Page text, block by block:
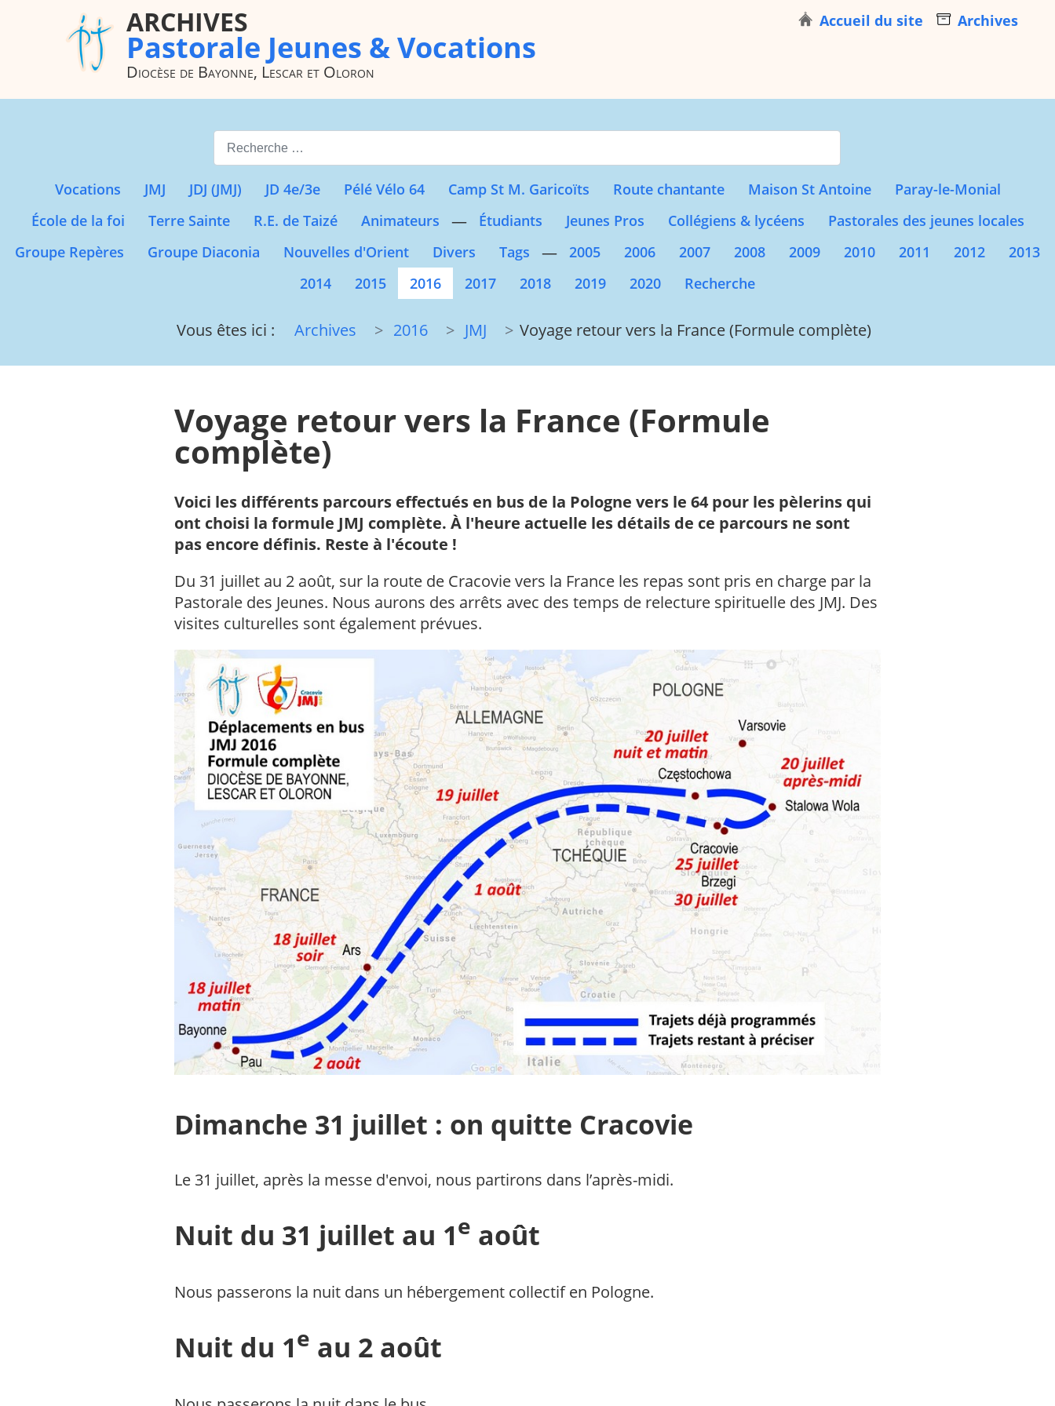
ARCHIVES
Pastorale Jeunes & Vocations
Diocèse de Bayonne, Lescar et Oloron
Accueil du site Archives
Valider
Vocations JMJ JDJ (JMJ) JD 4e/3e Pélé Vélo 64 Camp St M. Garicoïts Route chantante Maison St Antoine
Paray-le-Monial
École de la foi
Terre Sainte R.E. de Taizé Animateurs — Étudiants Jeunes Pros Collégiens & lycéens
Pastorales des jeunes locales
Groupe Repères
Groupe Diaconia Nouvelles d'Orient Divers Tags — 2005 2006 2007 2008 2009 2010 2011 2012
2013
2014
2015 2016 2017 2018 2019 2020 Recherche
Vous êtes ici : Archives 2016 JMJ Voyage retour vers la France (Formule complète)
Voyage retour vers la France (Formule
complète)
Voici les différents parcours effectués en bus de la Pologne vers le 64 pour les pèlerins qui
ont choisi la formule JMJ complète. À l'heure actuelle les détails de ce parcours ne sont
pas encore définis. Reste à l'écoute !
Du 31 juillet au 2 août, sur la route de Cracovie vers la France les repas sont pris en charge par la
Pastorale des Jeunes. Nous aurons des arrêts avec des temps de relecture spirituelle des JMJ. Des
visites culturelles sont également prévues.
Dimanche 31 juillet : on quitte Cracovie
Le 31 juillet, après la messe d'envoi, nous partirons dans l’après-midi.
Nuit du 31 juillet au 1e août
Nous passerons la nuit dans un hébergement collectif en Pologne.
Nuit du 1e au 2 août